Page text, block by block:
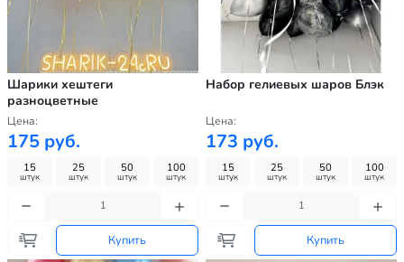
Шарики хештеги
разноцветные
Цена:
175 руб.
15
штук
25
штук
50
штук
100
штук
Купить
Набор гелиевых шаров Блэк
Цена:
173 руб.
15
штук
25
штук
50
штук
100
штук
Купить